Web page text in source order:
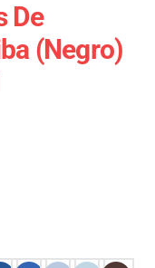
De
(negro)